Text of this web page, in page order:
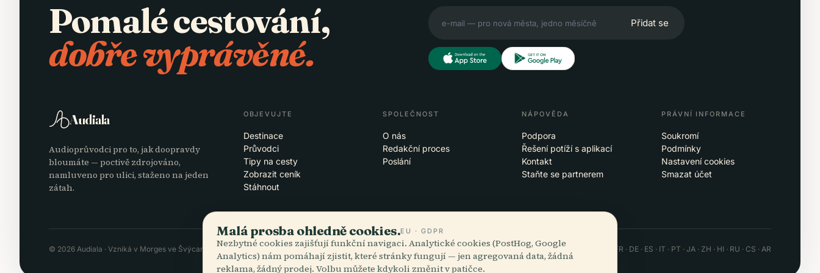
Pomalé cestování,
dobře vyprávěné.
Přidat se
Audiala
Audioprůvodci pro to, jak doopravdy
bloumáte — poctivě zdrojováno,
namluveno pro ulici, staženo na jeden
zátah.
OBJEVUJTE
Destinace
Průvodci
Tipy na cesty
Zobrazit ceník
Stáhnout
SPOLEČNOST
O nás
Redakční proces
Poslání
NÁPOVĚDA
Podpora
Řešení potíží s aplikací
Kontakt
Staňte se partnerem
PRÁVNÍ INFORMACE
Soukromí
Podmínky
Nastavení cookies
Smazat účet
© 2026 Audiala · Vzniká v Morges ve Švýcarsku, na cestách i v oblacích iOS · Android · Web EN · FR · DE · ES · IT · PT · JA · ZH · HI · RU · CS · AR
Malá prosba ohledně cookies.EU · GDPR
Nezbytné cookies zajišťují funkční navigaci. Analytické cookies (PostHog, Google
Analytics) nám pomáhají zjistit, které stránky fungují — jen agregovaná data, žádná
reklama, žádný prodej. Volbu můžete kdykoli změnit v patičce.